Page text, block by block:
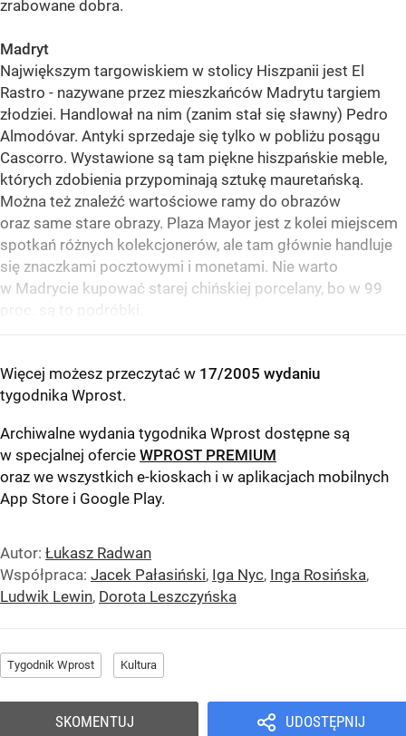
zrabowane dobra.
Madryt
Największym targowiskiem w stolicy Hiszpanii jest El
Rastro - nazywane przez mieszkańców Madrytu targiem
złodziei. Handlował na nim (zanim stał się sławny) Pedro
Almodóvar. Antyki sprzedaje się tylko w pobliżu posągu
Cascorro. Wystawione są tam piękne hiszpańskie meble,
których zdobienia przypominają sztukę mauretańską.
Można też znaleźć wartościowe ramy do obrazów
oraz same stare obrazy. Plaza Mayor jest z kolei miejscem
spotkań różnych kolekcjonerów, ale tam głównie handluje
się znaczkami pocztowymi i monetami. Nie warto
w Madrycie kupować starej chińskiej porcelany, bo w 99
proc. są to podróbki.
Więcej możesz przeczytać w 17/2005 wydaniu
tygodnika Wprost.
Archiwalne wydania tygodnika Wprost dostępne są
w specjalnej ofercie WPROST PREMIUM
oraz we wszystkich e-kioskach i w aplikacjach mobilnych
App Store i Google Play.
Autor: Łukasz Radwan
Współpraca: Jacek Pałasiński, Iga Nyc, Inga Rosińska,
Ludwik Lewin, Dorota Leszczyńska
Tygodnik Wprost Kultura
UDOSTĘPNIJ
SKOMENTUJ